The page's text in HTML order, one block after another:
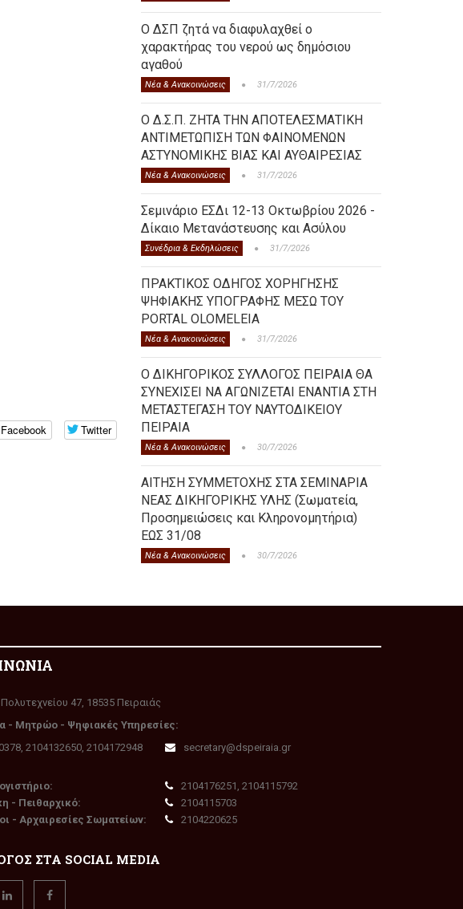
Facebook Twitter
Ο ΔΣΠ ζητά να διαφυλαχθεί ο
χαρακτήρας του νερού ως δημόσιου
αγαθού
Νέα & Ανακοινώσεις 31/7/2026
Ο Δ.Σ.Π. ΖΗΤΑ ΤΗΝ ΑΠΟΤΕΛΕΣΜΑΤΙΚΗ
ΑΝΤΙΜΕΤΩΠΙΣΗ ΤΩΝ ΦΑΙΝΟΜΕΝΩΝ
ΑΣΤΥΝΟΜΙΚΗΣ ΒΙΑΣ ΚΑΙ ΑΥΘΑΙΡΕΣΙΑΣ
Νέα & Ανακοινώσεις 31/7/2026
Σεμινάριο ΕΣΔι 12-13 Οκτωβρίου 2026 -
Δίκαιο Μετανάστευσης και Ασύλου
Συνέδρια & Εκδηλώσεις 31/7/2026
ΠΡΑΚΤΙΚΟΣ ΟΔΗΓΟΣ ΧΟΡΗΓΗΣΗΣ
ΨΗΦΙΑΚΗΣ ΥΠΟΓΡΑΦΗΣ ΜΕΣΩ ΤΟΥ
PORTAL OLOMELEIA
Νέα & Ανακοινώσεις 31/7/2026
Ο ΔΙΚΗΓΟΡΙΚΟΣ ΣΥΛΛΟΓΟΣ ΠΕΙΡΑΙΑ ΘΑ
ΣΥΝΕΧΙΣΕΙ ΝΑ ΑΓΩΝΙΖΕΤΑΙ ΕΝΑΝΤΙΑ ΣΤΗ
ΜΕΤΑΣΤΕΓΑΣΗ ΤΟΥ ΝΑΥΤΟΔΙΚΕΙΟΥ
ΠΕΙΡΑΙΑ
Νέα & Ανακοινώσεις 30/7/2026
ΑΙΤΗΣΗ ΣΥΜΜΕΤΟΧΗΣ ΣΤΑ ΣΕΜΙΝΑΡΙΑ
ΝΕΑΣ ΔΙΚΗΓΟΡΙΚΗΣ ΥΛΗΣ (Σωματεία,
Προσημειώσεις και Κληρονομητήρια)
ΕΩΣ 31/08
Νέα & Ανακοινώσεις 30/7/2026
47, 18535 Πειραιάς
- Μητρώο - Ψηφιακές Υπηρεσίες:
2104132650, 2104172948
secretary@dspeiraia.gr
2104176251, 2104115792
- Πειθαρχικό:
2104115703
- Αρχαιρεσίες Σωματείων:
2104220625
ΣΤΑ SOCIAL MEDIA